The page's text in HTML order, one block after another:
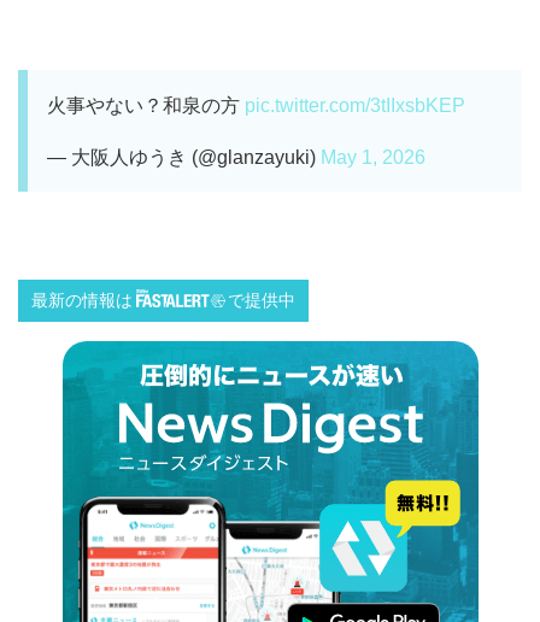
火事やない？和泉の方 pic.twitter.com/3tIIxsbKEP
— 大阪人ゆうき (@glanzayuki) May 1, 2026
最新の情報は で提供中